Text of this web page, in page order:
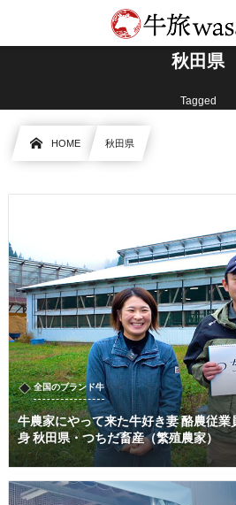
秋田県
Tagged
HOME 秋田県
全国のブランド牛
牛農家にやって来た牛好き妻 酪農従
身 秋田県・つちだ畜産（繁殖農家）